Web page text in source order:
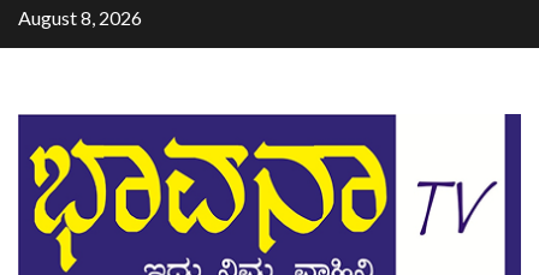
August 8, 2026